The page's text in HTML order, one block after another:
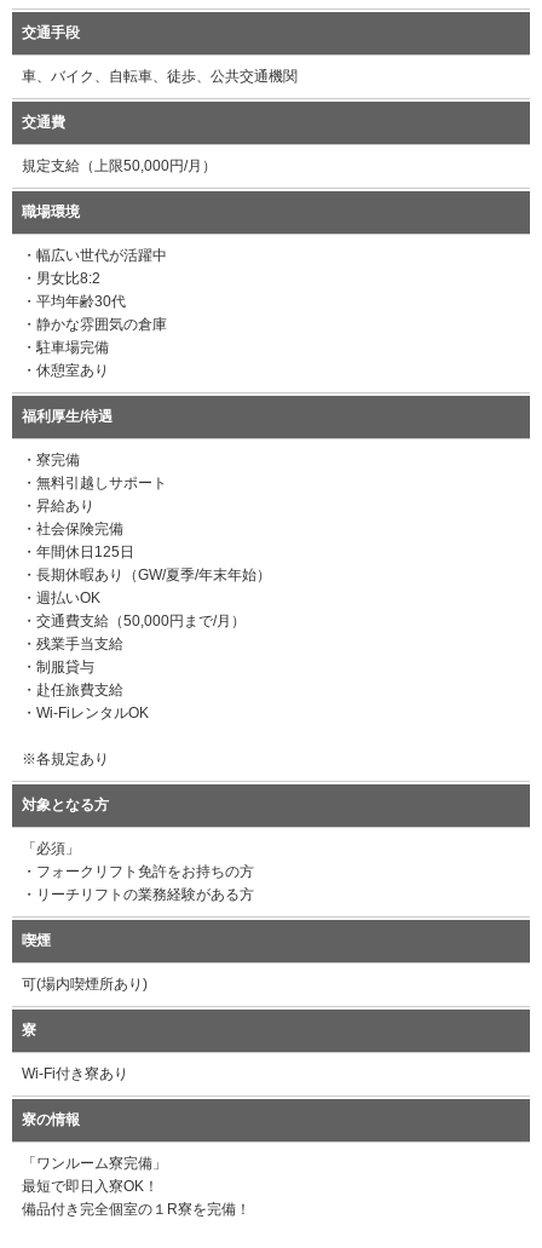
交通手段
車、バイク、自転車、徒歩、公共交通機関
交通費
規定支給（上限50,000円/月）
職場環境
・幅広い世代が活躍中
・男女比8:2
・平均年齢30代
・静かな雰囲気の倉庫
・駐車場完備
・休憩室あり
福利厚生/待遇
・寮完備
・無料引越しサポート
・昇給あり
・社会保険完備
・年間休日125日
・長期休暇あり（GW/夏季/年末年始）
・週払いOK
・交通費支給（50,000円まで/月）
・残業手当支給
・制服貸与
・赴任旅費支給
・Wi-FiレンタルOK
※各規定あり
対象となる方
「必須」
・フォークリフト免許をお持ちの方
・リーチリフトの業務経験がある方
喫煙
可(場内喫煙所あり)
寮
Wi-Fi付き寮あり
寮の情報
「ワンルーム寮完備」
最短で即日入寮OK！
備品付き完全個室の１R寮を完備！